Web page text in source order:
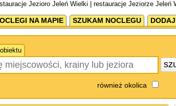
Jezioro Jeleń Wielki | restauracje Jeziorze
NA MAPIE SZUKAM NOCLEGU
również okolica